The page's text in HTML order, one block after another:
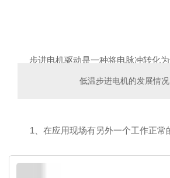
步进电机驱动是一种将电脉冲转化
的角度一步一步运行的。可以通过控
1、在应用现场有另外一个工作正
低温步进电机的发展情况